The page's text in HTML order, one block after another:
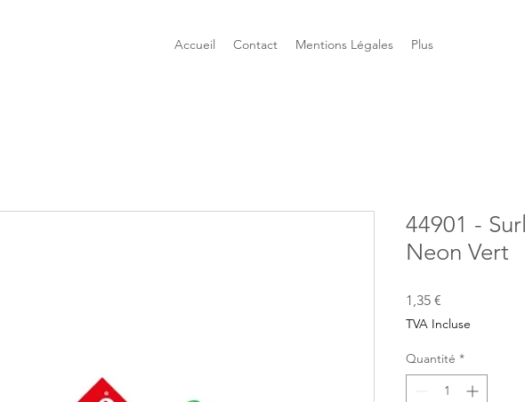
Accueil Contact Mentions Légales Plus
44901 -
Neon Vert
1,35 €
TVA Incluse
Quantité *